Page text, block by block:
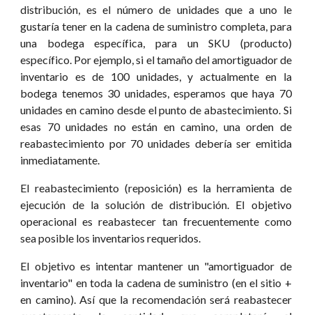
distribución, es el número de unidades que a uno le
gustaría tener en la cadena de suministro completa, para
una bodega específica, para un SKU (producto)
específico. Por ejemplo, si el tamaño del amortiguador de
inventario es de 100 unidades, y actualmente en la
bodega tenemos 30 unidades, esperamos que haya 70
unidades en camino desde el punto de abastecimiento. Si
esas 70 unidades no están en camino, una orden de
reabastecimiento por 70 unidades debería ser emitida
inmediatamente.
El reabastecimiento (reposición) es la herramienta de
ejecución de la solución de distribución. El objetivo
operacional es reabastecer tan frecuentemente como
sea posible los inventarios requeridos.
El objetivo es intentar mantener un "amortiguador de
inventario" en toda la cadena de suministro (en el sitio +
en camino). Así que la recomendación será reabastecer